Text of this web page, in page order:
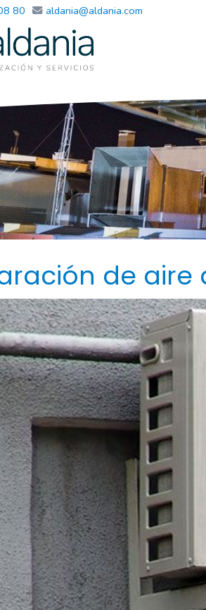
80 aldania aldania.com
de